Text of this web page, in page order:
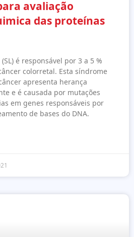
avaliação
das proteínas
é responsável por 3 a 5 %
colorretal. Esta síndrome
apresenta herança
e é causada por mutações
em genes responsáveis por
de bases do DNA.